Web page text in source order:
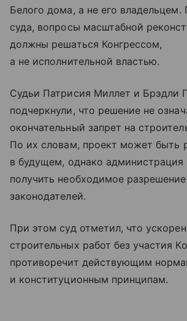
Белого дома, а не его
суда, вопросы масштабной
должны решаться Конгрессом,
а не исполнительной властью.
Судьи Патрисия Миллет и Брэдли
подчеркнули, что решение не
окончательный запрет на
По их словам, проект может быть
в будущем, однако
получить необходимое разрешение
законодателей.
При этом суд отметил, что
строительных работ без участия
противоречит действующим
и конституционным принципам.